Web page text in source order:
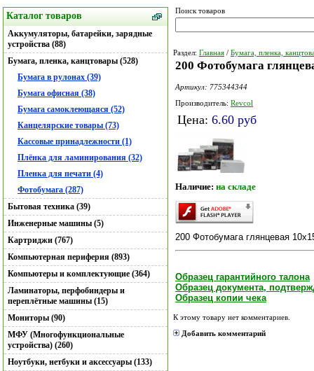
Каталог товаров
Аккумуляторы, батарейки, зарядные
устройства (88)
Бумага, пленка, канцтовары (528)
Бумага в рулонах (39)
Бумага офисная (38)
Бумага самоклеющаяся (52)
Канцелярские товары (73)
Кассовые принадлежности (1)
Плёнка для ламинирования (32)
Пленка для печати (4)
Фотобумага (287)
Бытовая техника (39)
Инженерные машины (5)
Картриджи (767)
Компьютерная периферия (893)
Компьютеры и комплектующие (364)
Ламинаторы, перфобиндеры и
переплётные машины (15)
Мониторы (90)
МФУ (Многофункциональные
устройства) (260)
Ноутбуки, нетбуки и аксессуары (133)
Поиск товаров
Раздел: Главная / Бумага, пленка,
200 Фотобумага
Артикул: 775344344
Производитель: Revcol
Цена: 6.60 руб
Наличие: на складе
200 Фотобумага глянцевая
Образец гарантийного талона
Образец документа,
Образец копии чека
К этому товару нет комментариев.
Добавить комментарий